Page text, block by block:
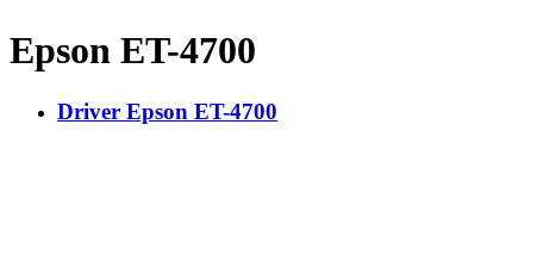
Epson ET-4700
Driver Epson ET-4700